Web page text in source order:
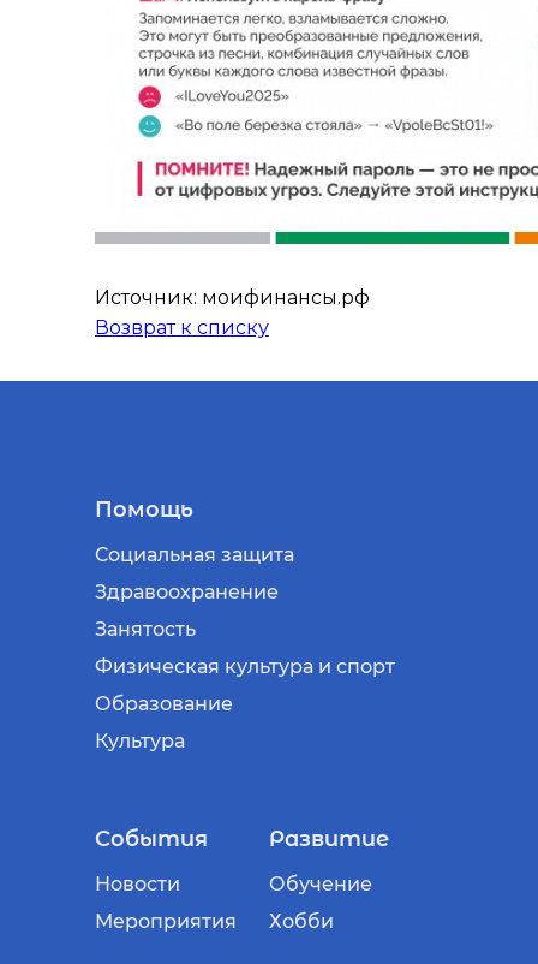
Источник: моифинансы.рф
Возврат к списку
Помощь
Социальная защита
Здравоохранение
Занятость
Физическая культура и спорт
Образование
Культура
События
Новости
Мероприятия
Развитие
Обучение
Хобби